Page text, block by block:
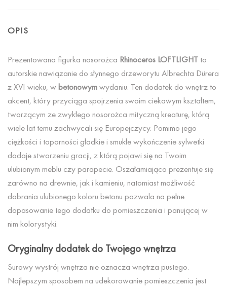
OPIS
Prezentowana figurka nosorożca Rhinoceros LOFTLIGHT to
autorskie nawiązanie do słynnego drzeworytu Albrechta Dürera
z XVI wieku, wbetonowymwydaniu. Ten dodatek do wnętrz to
akcent, który przyciąga spojrzenia swoim ciekawym kształtem,
tworzącym ze zwykłego nosorożca mityczną kreaturę, którą
wiele lat temu zachwycali się Europejczycy. Pomimo jego
ciężkości i toporności gładkie i smukłe wykończenie sylwetki
dodaje stworzeniu gracji, z którą pojawi się na Twoim
ulubionym meblu czy parapecie. Oszałamiająco prezentuje się
zarówno na drewnie, jak i kamieniu, natomiast możliwość
dobrania ulubionego koloru betonu pozwala na pełne
dopasowanie tego dodatku do pomieszczenia i panującej w
nim kolorystyki.
Oryginalny dodatek do Twojego wnętrza
Surowy wystrój wnętrza nie oznacza wnętrza pustego.
Najlepszym sposobem na udekorowanie pomieszczenia jest